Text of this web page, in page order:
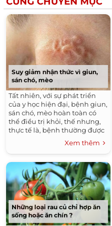
Suy giảm nhận thức vì giun,
sán chó, mèo
Tất nhiên, với sự phát triển
của y học hiện đại, bệnh giun,
sán chó, mèo hoàn toàn có
thể điều trị khỏi, thế nhưng,
thực tế là, bệnh thường được
phát hiện ở giai đoạn muộn
nên sức khỏe đã bị ảnh
hưởng ít nhiều. Không ít
những trường hợp còn bị
động kinh, trí não suy giảm
bởi loài giun, sán này. Thế
nên, phòng bệnh vẫn là yếu
tố cần được ưu tiên hàng đầu
với những gia đình đang nuôi
chó, mèo hiện nay.
Xem thêm
Những loại rau củ chỉ hợp ăn
sống hoặc ăn chín ?